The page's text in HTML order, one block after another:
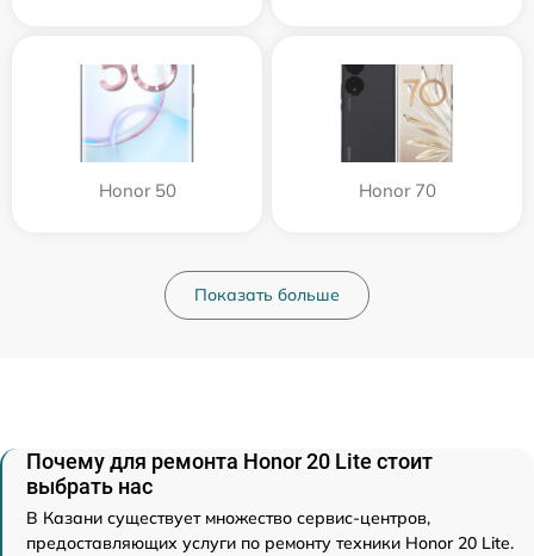
Honor 50 Honor 70
Показать больше
Почему для ремонта Honor 20 Lite стоит
выбрать нас
В Казани существует множество сервис-центров,
предоставляющих услуги по ремонту техники Honor 20 Lite.